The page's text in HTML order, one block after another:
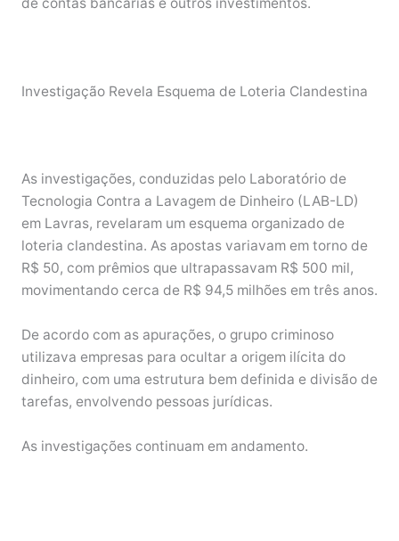
Investigação Revela Esquema de Loteria Clandestina
As investigações, conduzidas pelo Laboratório de
Tecnologia Contra a Lavagem de Dinheiro (LAB-LD)
em Lavras, revelaram um esquema organizado de
loteria clandestina. As apostas variavam em torno de
R$ 50, com prêmios que ultrapassavam R$ 500 mil,
movimentando cerca de R$ 94,5 milhões em três anos.
De acordo com as apurações, o grupo criminoso
utilizava empresas para ocultar a origem ilícita do
dinheiro, com uma estrutura bem definida e divisão de
tarefas, envolvendo pessoas jurídicas.
As investigações continuam em andamento.